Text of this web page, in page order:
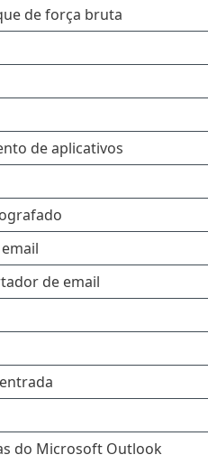
de força bruta
de aplicativos
de email
do Microsoft Outlook